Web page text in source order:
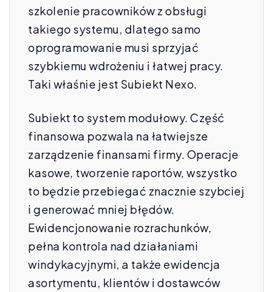
szkolenie pracowników z obsługi
takiego systemu, dlatego samo
oprogramowanie musi sprzyjać
szybkiemu wdrożeniu i łatwej pracy.
Taki właśnie jest Subiekt Nexo.
Subiekt to system modułowy. Część
finansowa pozwala na łatwiejsze
zarządzenie finansami firmy. Operacje
kasowe, tworzenie raportów, wszystko
to będzie przebiegać znacznie szybciej
i generować mniej błędów.
Ewidencjonowanie rozrachunków,
pełna kontrola nad działaniami
windykacyjnymi, a także ewidencja
asortymentu, klientów i dostawców